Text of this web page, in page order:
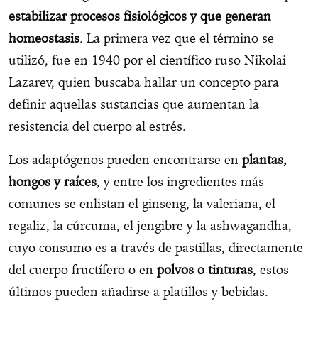
estabilizar procesos fisiológicos y que generan
homeostasis. La primera vez que el término se
utilizó, fue en 1940 por el científico ruso Nikolai
Lazarev, quien buscaba hallar un concepto para
definir aquellas sustancias que aumentan la
resistencia del cuerpo al estrés.
Los adaptógenos pueden encontrarse en plantas,
hongos y raíces, y entre los ingredientes más
comunes se enlistan el ginseng, la valeriana, el
regaliz, la cúrcuma, el jengibre y la ashwagandha,
cuyo consumo es a través de pastillas, directamente
del cuerpo fructífero o en polvos o tinturas, estos
últimos pueden añadirse a platillos y bebidas.